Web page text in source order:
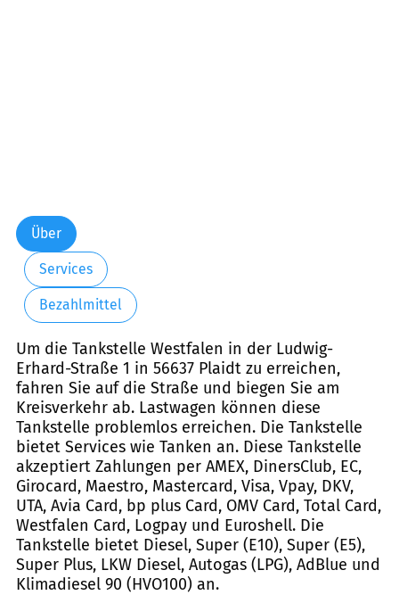
Über
Services
Bezahlmittel
Um die Tankstelle Westfalen in der Ludwig-
Erhard-Straße 1 in 56637 Plaidt zu erreichen,
fahren Sie auf die Straße und biegen Sie am
Kreisverkehr ab. Lastwagen können diese
Tankstelle problemlos erreichen. Die Tankstelle
bietet Services wie Tanken an. Diese Tankstelle
akzeptiert Zahlungen per AMEX, DinersClub, EC,
Girocard, Maestro, Mastercard, Visa, Vpay, DKV,
UTA, Avia Card, bp plus Card, OMV Card, Total Card,
Westfalen Card, Logpay und Euroshell. Die
Tankstelle bietet Diesel, Super (E10), Super (E5),
Super Plus, LKW Diesel, Autogas (LPG), AdBlue und
Klimadiesel 90 (HVO100) an.